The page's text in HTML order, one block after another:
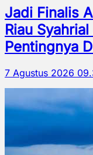
Jadi Finalis
Riau
Pentingnya
7 Agustus 2026